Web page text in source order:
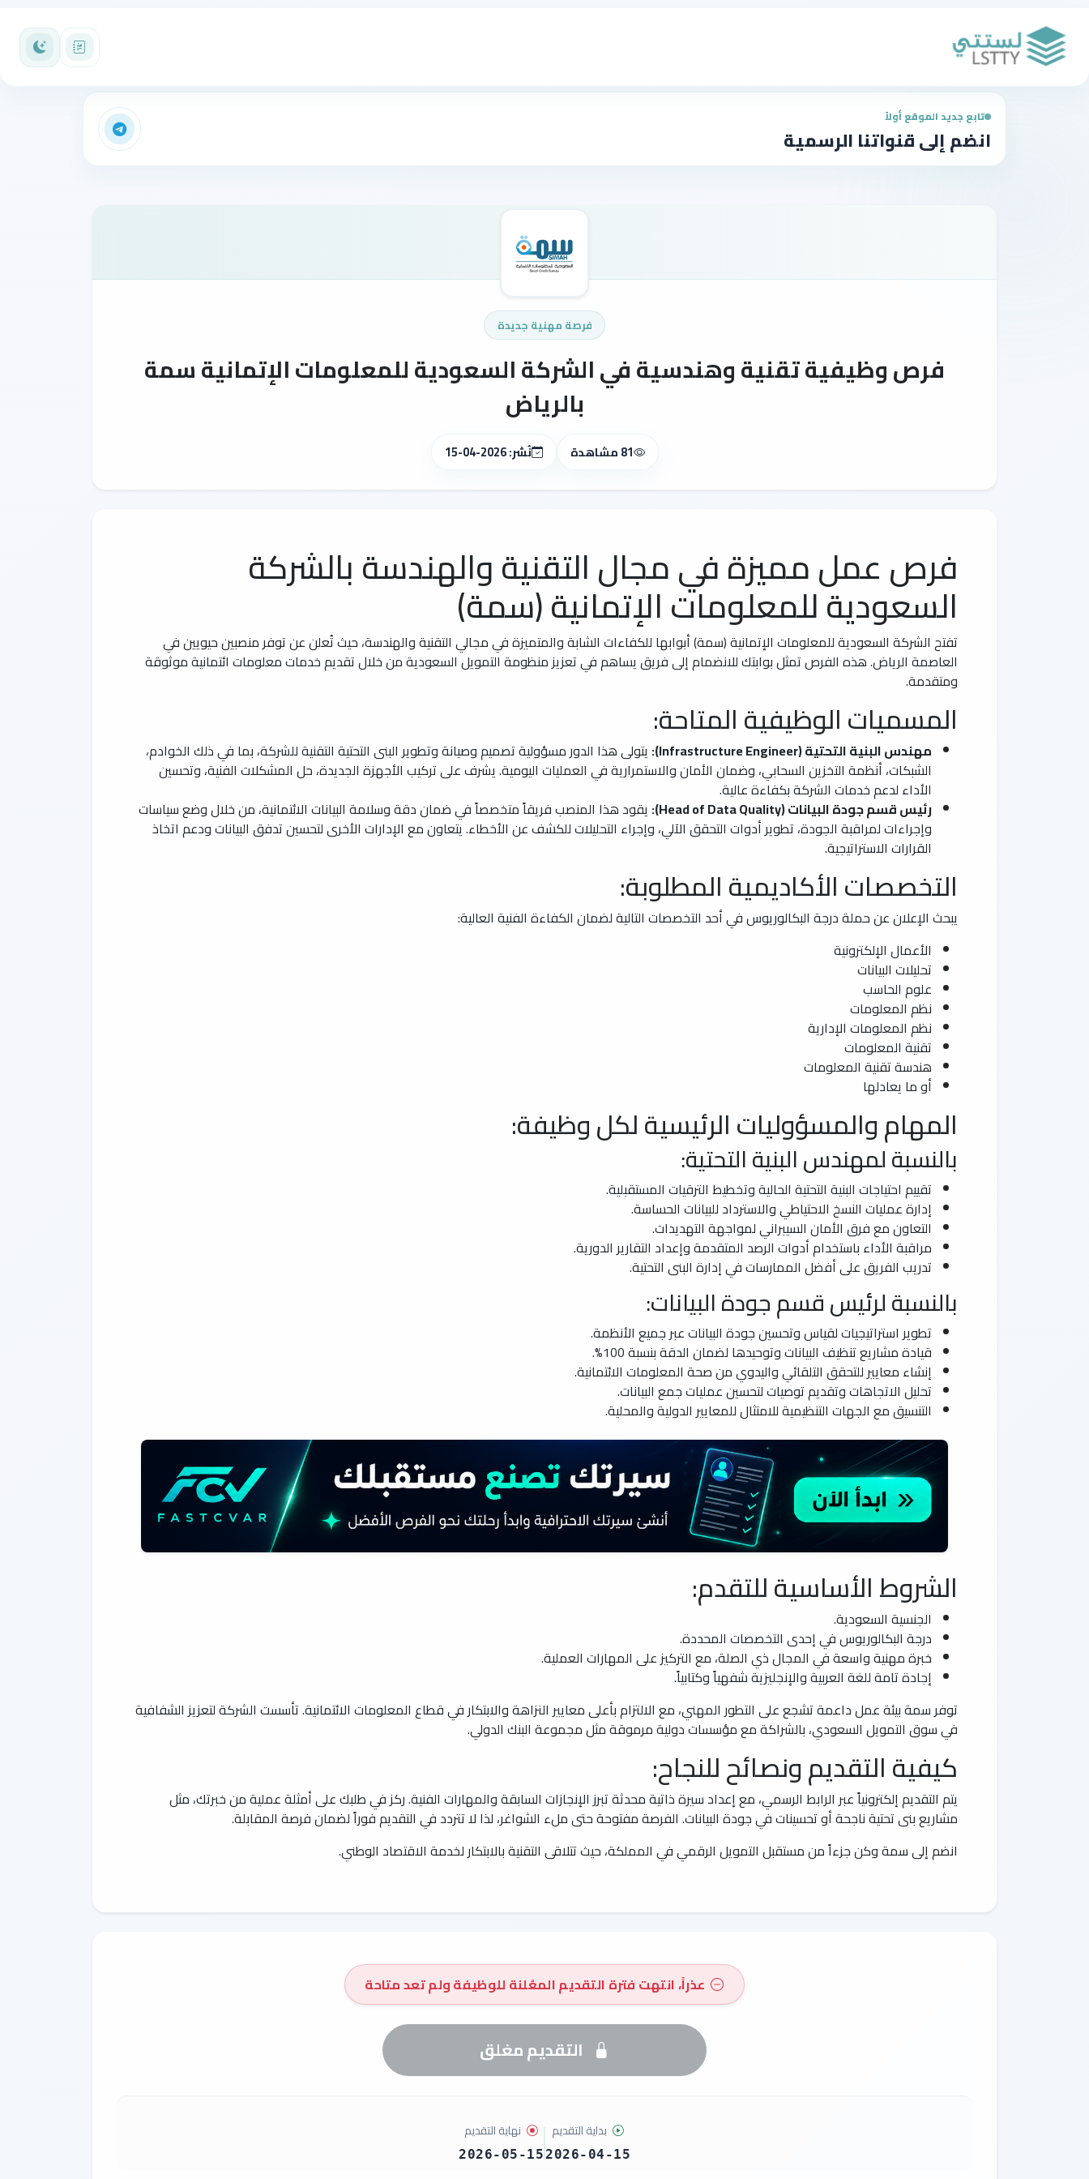
تابع جديد الموقع أولاً
انضم إلى قنواتنا الرسمية
فرصة مهنية جديدة
فرص وظيفية تقنية وهندسية في الشركة السعودية للمعلومات الإتمانية سمة
بالرياض
81 مشاهدة نُشر: 2026-04-15
فرص عمل مميزة في مجال التقنية والهندسة بالشركة
السعودية للمعلومات الإتمانية (سمة)
تفتح الشركة السعودية للمعلومات الإتمانية (سمة) أبوابها للكفاءات الشابة والمتميزة في مجالي التقنية والهندسة، حيث تُعلن عن توفر منصبين حيويين في
العاصمة الرياض. هذه الفرص تمثل بوابتك للانضمام إلى فريق يساهم في تعزيز منظومة التمويل السعودية من خلال تقديم خدمات معلومات ائتمانية موثوقة
ومتقدمة.
المسميات الوظيفية المتاحة:
مهندس البنية التحتية (Infrastructure Engineer):
يتولى هذا الدور مسؤولية تصميم وصيانة وتطوير البنى التحتية التقنية للشركة، بما في ذلك الخوادم،
الشبكات، أنظمة التخزين السحابي، وضمان الأمان والاستمرارية في العمليات اليومية. يشرف على تركيب الأجهزة الجديدة، حل المشكلات الفنية، وتحسين
الأداء لدعم خدمات الشركة بكفاءة عالية.
رئيس قسم جودة البيانات (Head of Data Quality):
يقود هذا المنصب فريقاً متخصصاً في ضمان دقة وسلامة البيانات الائتمانية، من خلال وضع سياسات
وإجراءات لمراقبة الجودة، تطوير أدوات التحقق الآلي، وإجراء التحليلات للكشف عن الأخطاء. يتعاون مع الإدارات الأخرى لتحسين تدفق البيانات ودعم اتخاذ
القرارات الاستراتيجية.
التخصصات الأكاديمية المطلوبة:
يبحث الإعلان عن حملة درجة البكالوريوس في أحد التخصصات التالية لضمان الكفاءة الفنية العالية:
الأعمال الإلكترونية
تحليلات البيانات
علوم الحاسب
نظم المعلومات
نظم المعلومات الإدارية
تقنية المعلومات
هندسة تقنية المعلومات
أو ما يعادلها
المهام والمسؤوليات الرئيسية لكل وظيفة:
بالنسبة لمهندس البنية التحتية:
تقييم احتياجات البنية التحتية الحالية وتخطيط الترقيات المستقبلية.
إدارة عمليات النسخ الاحتياطي والاسترداد للبيانات الحساسة.
التعاون مع فرق الأمان السيبراني لمواجهة التهديدات.
مراقبة الأداء باستخدام أدوات الرصد المتقدمة وإعداد التقارير الدورية.
تدريب الفريق على أفضل الممارسات في إدارة البنى التحتية.
بالنسبة لرئيس قسم جودة البيانات:
تطوير استراتيجيات لقياس وتحسين جودة البيانات عبر جميع الأنظمة.
قيادة مشاريع تنظيف البيانات وتوحيدها لضمان الدقة بنسبة 100%.
إنشاء معايير للتحقق التلقائي واليدوي من صحة المعلومات الائتمانية.
تحليل الاتجاهات وتقديم توصيات لتحسين عمليات جمع البيانات.
التنسيق مع الجهات التنظيمية للامتثال للمعايير الدولية والمحلية.
الشروط الأساسية للتقدم:
الجنسية السعودية.
درجة البكالوريوس في إحدى التخصصات المحددة.
خبرة مهنية واسعة في المجال ذي الصلة، مع التركيز على المهارات العملية.
إجادة تامة للغة العربية والإنجليزية شفهياً وكتابياً.
توفر سمة بيئة عمل داعمة تشجع على التطور المهني، مع الالتزام بأعلى معايير النزاهة والابتكار في قطاع المعلومات الائتمانية. تأسست الشركة لتعزيز الشفافية
في سوق التمويل السعودي، بالشراكة مع مؤسسات دولية مرموقة مثل مجموعة البنك الدولي.
كيفية التقديم ونصائح للنجاح:
يتم التقديم إلكترونياً عبر الرابط الرسمي، مع إعداد سيرة ذاتية محدثة تبرز الإنجازات السابقة والمهارات الفنية. ركز في طلبك على أمثلة عملية من خبرتك، مثل
مشاريع بنى تحتية ناجحة أو تحسينات في جودة البيانات. الفرصة مفتوحة حتى ملء الشواغر، لذا لا تتردد في التقديم فوراً لضمان فرصة المقابلة.
انضم إلى سمة وكن جزءاً من مستقبل التمويل الرقمي في المملكة، حيث تتلاقى التقنية بالابتكار لخدمة الاقتصاد الوطني.
عذراً، انتهت فترة التقديم المعُلنة للوظيفة ولم تعد متاحة
التقديم مغلق
بداية التقديم
2026-04-15
نهاية التقديم
2026-05-15